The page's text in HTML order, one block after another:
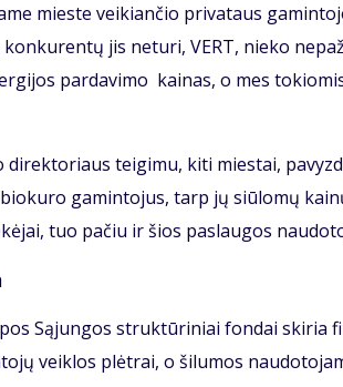
mieste veikiančio privataus
jis neturi, VERT, nieko
pardavimo kainas, o mes
direktoriaus teigimu, kiti miestai,
gamintojus, tarp jų siūlomų
tuo pačiu ir šios paslaugos
Sąjungos struktūriniai fondai skiria
veiklos plėtrai, o šilumos